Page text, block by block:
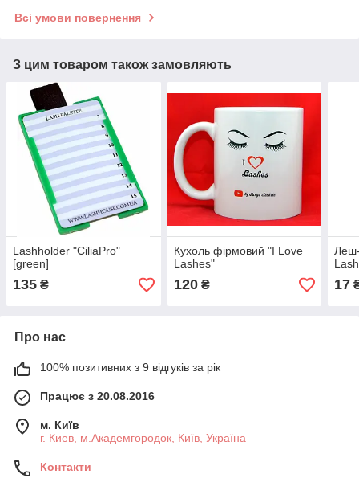
Всі умови повернення
З цим товаром також замовляють
Lashholder "CiliaPro"
[green]
135 ₴
Кухоль фірмовий "I Love
Lashes"
120₴ 17
Про нас
100% позитивних з 9 відгуків за рік
Працює з 20.08.2016
м. Київ
г. Киев, м.Академгородок, Київ, Україна
Контакти